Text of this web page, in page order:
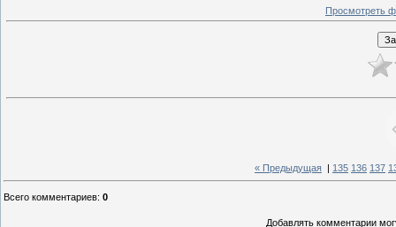
Просмотреть
« Предыдущая | 135 136 137
Всего комментариев: 0
Добавлять комментарии